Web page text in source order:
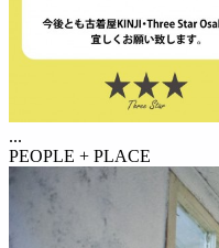
...
PEOPLE + PLACE